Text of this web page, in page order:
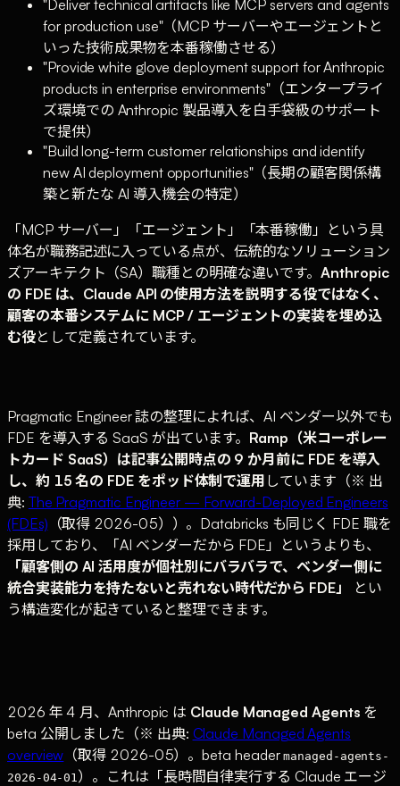
"Deliver technical artifacts like MCP servers and agents
for production use"（MCP サーバーやエージェントと
いった技術成果物を本番稼働させる）
"Provide white glove deployment support for Anthropic
products in enterprise environments"（エンタープライ
ズ環境での Anthropic 製品導入を白手袋級のサポート
で提供）
"Build long-term customer relationships and identify
new AI deployment opportunities"（長期の顧客関係構
築と新たな AI 導入機会の特定）
「MCP サーバー」「エージェント」「本番稼働」という具
体名が職務記述に入っている点が、伝統的なソリューション
ズアーキテクト（SA）職種との明確な違いです。Anthropic
の FDE は、Claude API の使用方法を説明する役ではなく、
顧客の本番システムに MCP / エージェントの実装を埋め込
む役として定義されています。
Pragmatic Engineer 誌の整理によれば、AI ベンダー以外でも
FDE を導入する SaaS が出ています。 Ramp（米コーポレー
トカード SaaS）は記事公開時点の 9 か月前に FDE を導入
し、約 15 名の FDE をポッド体制で運用 しています（※ 出
典: The Pragmatic Engineer — Forward-Deployed Engineers
(FDEs) （取得 2026-05））。Databricks も同じく FDE 職を
採用しており、「AI ベンダーだから FDE」というよりも、
「顧客側の AI 活用度が個社別にバラバラで、ベンダー側に
統合実装能力を持たないと売れない時代だから FDE」
とい
う構造変化が起きていると整理できます。
2026 年 4 月、Anthropic は Claude Managed Agents を
beta 公開しました（※ 出典: Claude Managed Agents
overview （取得 2026-05）。beta headermanaged-agents-
2026-04-01）。これは「長時間自律実行する Claude エージ